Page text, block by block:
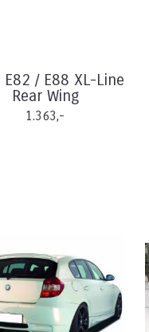
E82 / E88 XL-Line
Rear Wing
1.363,-